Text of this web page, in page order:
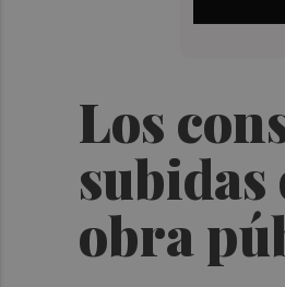
Los
subidas
obra